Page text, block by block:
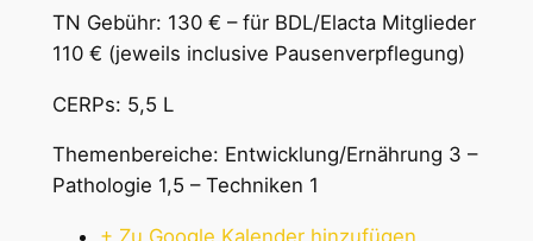
TN Gebühr: 130 € – für BDL/Elacta Mitglieder
110 € (jeweils inclusive Pausenverpflegung)
CERPs: 5,5 L
Themenbereiche: Entwicklung/Ernährung 3 –
Pathologie 1,5 – Techniken 1